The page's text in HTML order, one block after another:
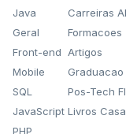
Java
Geral
Front-end
Mobile
SQL
JavaScript
PHP
Carreiras
Formacoes
Artigos
Graduacao
Pos-Tech
Livros